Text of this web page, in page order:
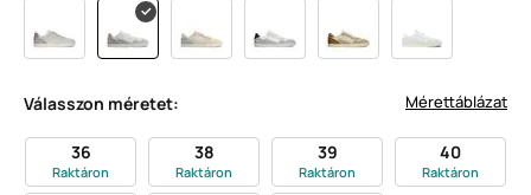
Mérettáblázat
Válasszon méretet:
36
Raktáron
38
Raktáron
39
Raktáron
40
Raktáron